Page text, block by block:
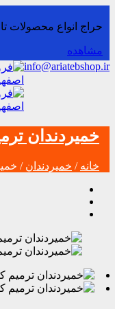
حراج انواع محصولات تا 20 درصد تخفیف
مشاهده
info@ariatebshop.ir
خمیردندان
خانه / خمیردندان /